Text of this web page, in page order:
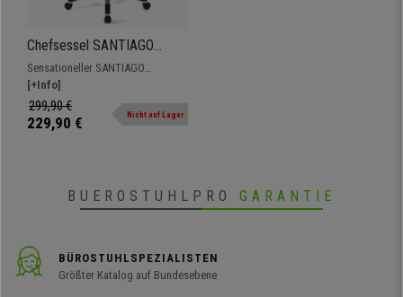
Chefsessel SANTIAGO
BASIC, dichte Polsterung,
Wippmechanismus, intensive
8h-Nutzung, Farbe Burgund
Sensationeller SANTIAGO
Chefsessel, doppelte Polsterung,
große integrierte Kopfstütze und
pflegeleicht.
[+Info]
299,90 €
229,90 € Nicht auf Lager
BUEROSTUHLPRO GARANTIE
BÜROSTUHLSPEZIALISTEN
Größter Katalog auf Bundesebene